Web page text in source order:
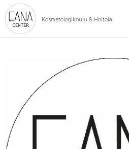
Kosmetologikoulu & Hoitola